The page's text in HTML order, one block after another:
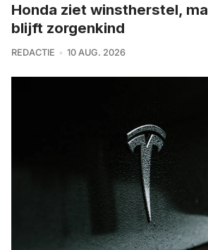
Honda ziet winstherstel,
blijft zorgenkind
REDACTIE 10 AUG. 2026